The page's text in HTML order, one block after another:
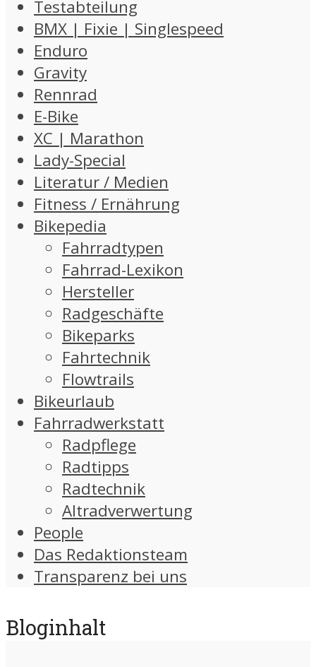
Testabteilung
BMX | Fixie | Singlespeed
Enduro
Gravity
Rennrad
E-Bike
XC | Marathon
Lady-Special
Literatur / Medien
Fitness / Ernährung
Bikepedia
Fahrradtypen
Fahrrad-Lexikon
Hersteller
Radgeschäfte
Bikeparks
Fahrtechnik
Flowtrails
Bikeurlaub
Fahrradwerkstatt
Radpflege
Radtipps
Radtechnik
Altradverwertung
People
Das Redaktionsteam
Transparenz bei uns
Bloginhalt